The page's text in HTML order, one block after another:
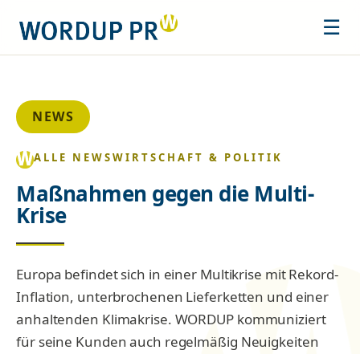
☰
NEWS
ALLE NEWSWIRTSCHAFT & POLITIK
Maßnahmen gegen die Multi-
Krise
Europa befindet sich in einer Multikrise mit Rekord-
Inflation, unterbrochenen Lieferketten und einer
anhaltenden Klimakrise. WORDUP kommuniziert
für seine Kunden auch regelmäßig Neuigkeiten